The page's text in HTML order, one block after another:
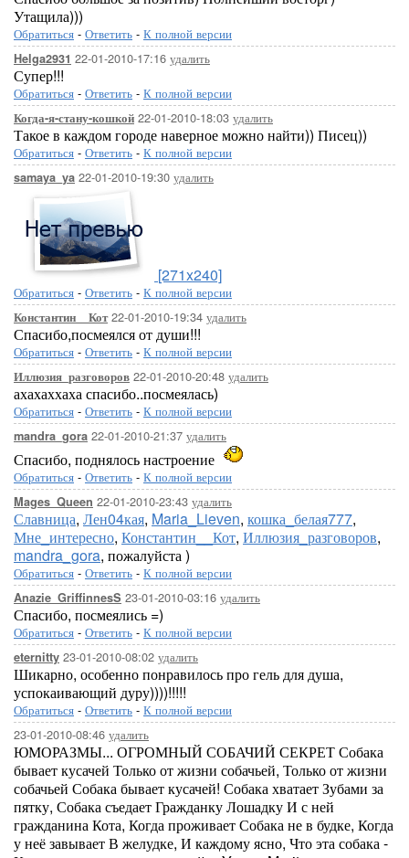
Утащила)))
Обратиться - Ответить - К полной версии
Helga2931 22-01-2010-17:16 удалить
Супер!!!
Обратиться - Ответить - К полной версии
Когда-я-стану-кошкой 22-01-2010-18:03 удалить
Такое в каждом городе наверное можно найти)) Писец))
Обратиться - Ответить - К полной версии
samaya_ya 22-01-2010-19:30 удалить
[271x240]
Обратиться - Ответить - К полной версии
Константин__Кот22-01-2010-19:34 удалить
Спасибо,посмеялся от души!!!
Обратиться - Ответить - К полной версии
Иллюзия_разговоров 22-01-2010-20:48 удалить
ахахаххаха спасибо..посмеялась)
Обратиться - Ответить - К полной версии
mandra_gora 22-01-2010-21:37 удалить
Спасибо, поднялось настроение
Обратиться - Ответить - К полной версии
Mages_Queen 22-01-2010-23:43 удалить
Славница, Лен04кая, Maria_Lieven, кошка_белая777,
Мне_интересно, Константин__Кот, Иллюзия_разговоров,
mandra_gora, пожалуйста )
Обратиться - Ответить - К полной версии
Anazie_GriffinnesS 23-01-2010-03:16 удалить
Спасибо, посмеялись =)
Обратиться - Ответить - К полной версии
eternitty 23-01-2010-08:02 удалить
Шикарно, особенно понравилось про гель для душа,
успокаивающий дуру))))!!!!!
Обратиться - Ответить - К полной версии
23-01-2010-08:46 удалить
ЮМОРАЗМЫ... ОГРОМНЫЙ СОБАЧИЙ СЕКРЕТ Собака
бывает кусачей Только от жизни собачьей, Только от жизни
собачьей Собака бывает кусачей! Собака хватает Зубами за
пятку, Собака съедает Гражданку Лошадку И с ней
гражданина Кота, Когда проживает Собака не в будке, Когда
у неё завывает В желудке, И каждому ясно, Что эта собака -